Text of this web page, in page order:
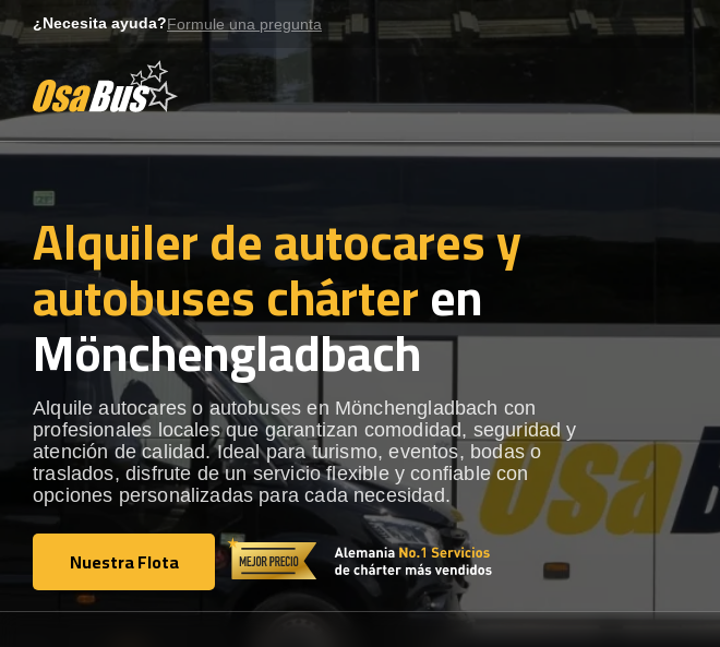
to
¿Necesita ayuda?Formule una pregunta
Alquiler de autocares y
autobuses chárteren
Mönchengladbach
Alquile autocares o autobuses en Mönchengladbach con
profesionales locales que garantizan comodidad, seguridad y
atención de calidad. Ideal para turismo, eventos, bodas o
traslados, disfrute de un servicio flexible y confiable con
opciones personalizadas para cada necesidad.
Nuestra Flota
Nuestra Flota